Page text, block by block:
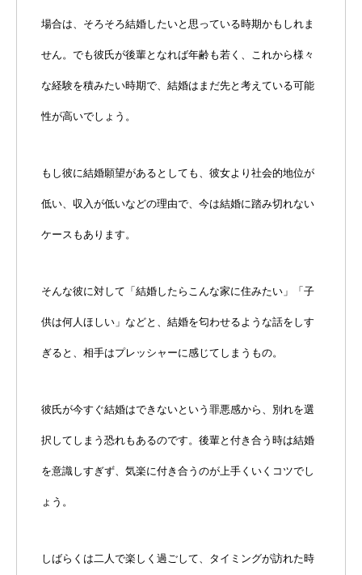
場合は、そろそろ結婚したいと思っている時期かもしれま
せん。でも彼氏が後輩となれば年齢も若く、これから様々
な経験を積みたい時期で、結婚はまだ先と考えている可能
性が高いでしょう。
もし彼に結婚願望があるとしても、彼女より社会的地位が
低い、収入が低いなどの理由で、今は結婚に踏み切れない
ケースもあります。
そんな彼に対して「結婚したらこんな家に住みたい」「子
供は何人ほしい」などと、結婚を匂わせるような話をしす
ぎると、相手はプレッシャーに感じてしまうもの。
彼氏が今すぐ結婚はできないという罪悪感から、別れを選
択してしまう恐れもあるのです。後輩と付き合う時は結婚
を意識しすぎず、気楽に付き合うのが上手くいくコツでし
ょう。
しばらくは二人で楽しく過ごして、タイミングが訪れた時